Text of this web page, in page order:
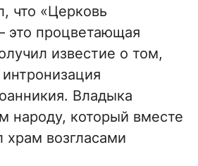
что «Церковь
это процветающая
известие о том,
Владыка
народу, который вместе
возгласами